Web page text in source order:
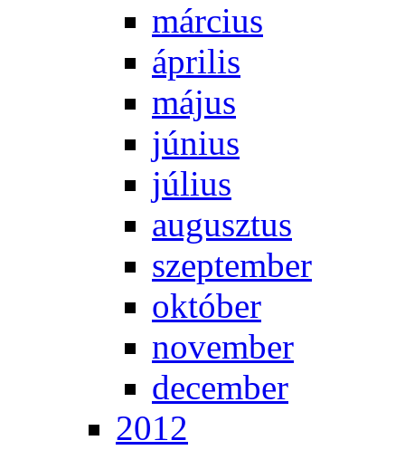
már­ci­us
áp­ri­lis
má­jus
jú­ni­us
jú­li­us
au­gusz­tus
szep­tem­ber
ok­tó­ber
no­vem­ber
de­cem­ber
2012